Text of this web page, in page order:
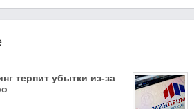
терпит убытки из-за